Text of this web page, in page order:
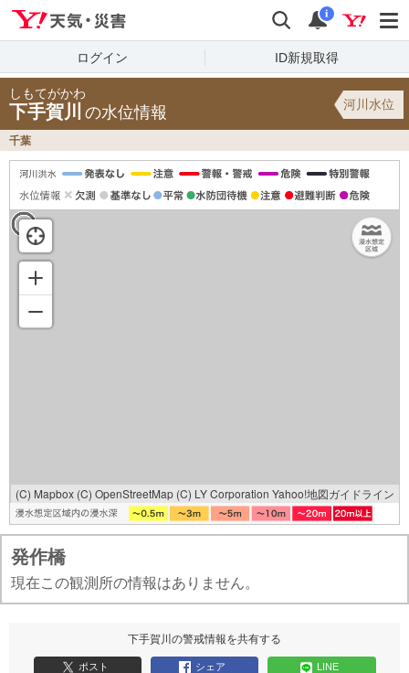
検索 通知
i
ログイン ID新規取得
しもてがかわ
下手賀川 の水位情報 河川水位
千葉
(C) Mapbox (C) OpenStreetMap (C) LY Corporation Yahoo!地図ガイドライン
発作橋
現在この観測所の情報はありません。
下手賀川の警戒情報を共有する
ポスト シェア LINE